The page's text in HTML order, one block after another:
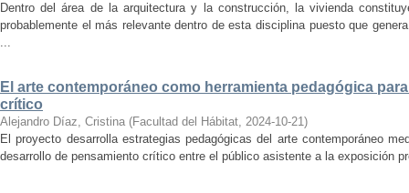
Dentro del área de la arquitectura y la construcción, la vivienda
probablemente el más relevante dentro de esta disciplina puesto que
...
El arte contemporáneo como herramienta pedagógica
crítico
Alejandro Díaz, Cristina (Facultad del Hábitat, 2024-10-21)
El proyecto desarrolla estrategias pedagógicas del arte contemporáneo
desarrollo de pensamiento crítico entre el público asistente a la exposición